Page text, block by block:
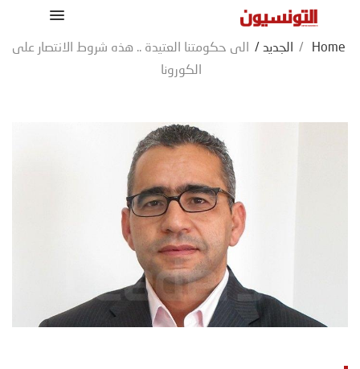
Home
/ الجديد /
الى حكومتنا العتيدة .. هذه شروط الانتصار على
الكورونا